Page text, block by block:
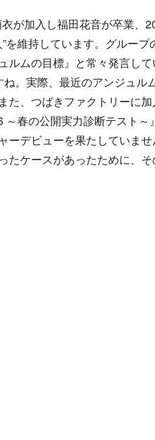
が加入し福田花音が卒業、
を維持しています。グルー
ルムの目標』と常々発言し
。実際、最近のアンジュル
た、つばきファクトリーに
春の公開実力診断テスト～
ーデビューを果たしていま
たケースがあったために、